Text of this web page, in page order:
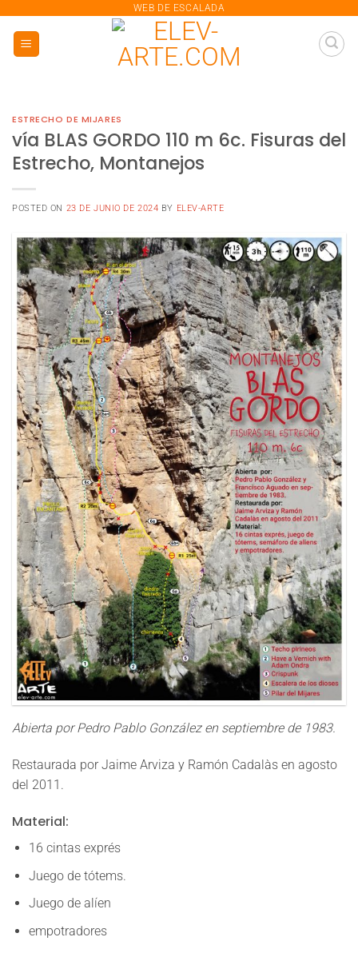
contenido
WEB DE ESCALADA
ESTRECHO DE MIJARES
vía BLAS GORDO 110 m 6c. Fisuras del
Estrecho, Montanejos
POSTED ON 23 DE JUNIO DE 2024 BY ELEV-ARTE
Abierta por Pedro Pablo González en septiembre de 1983.
Restaurada por Jaime Arviza y Ramón Cadalàs en agosto
del 2011.
Material:
16 cintas exprés
Juego de tótems.
Juego de alíen
empotradores